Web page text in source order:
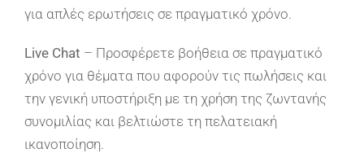
για απλές ερωτήσεις σε πραγματικό χρόνο.
LiveChat – Προσφέρετε βοήθεια σε πραγματικό
χρόνο για θέματα που αφορούν τις πωλήσεις και
την γενική υποστήριξη με τη χρήση της ζωντανής
συνομιλίας και βελτιώστε τη πελατειακή
ικανοποίηση.